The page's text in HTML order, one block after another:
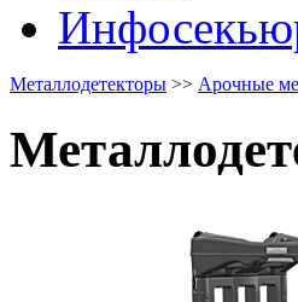
Металлодетекторы >> Арочные